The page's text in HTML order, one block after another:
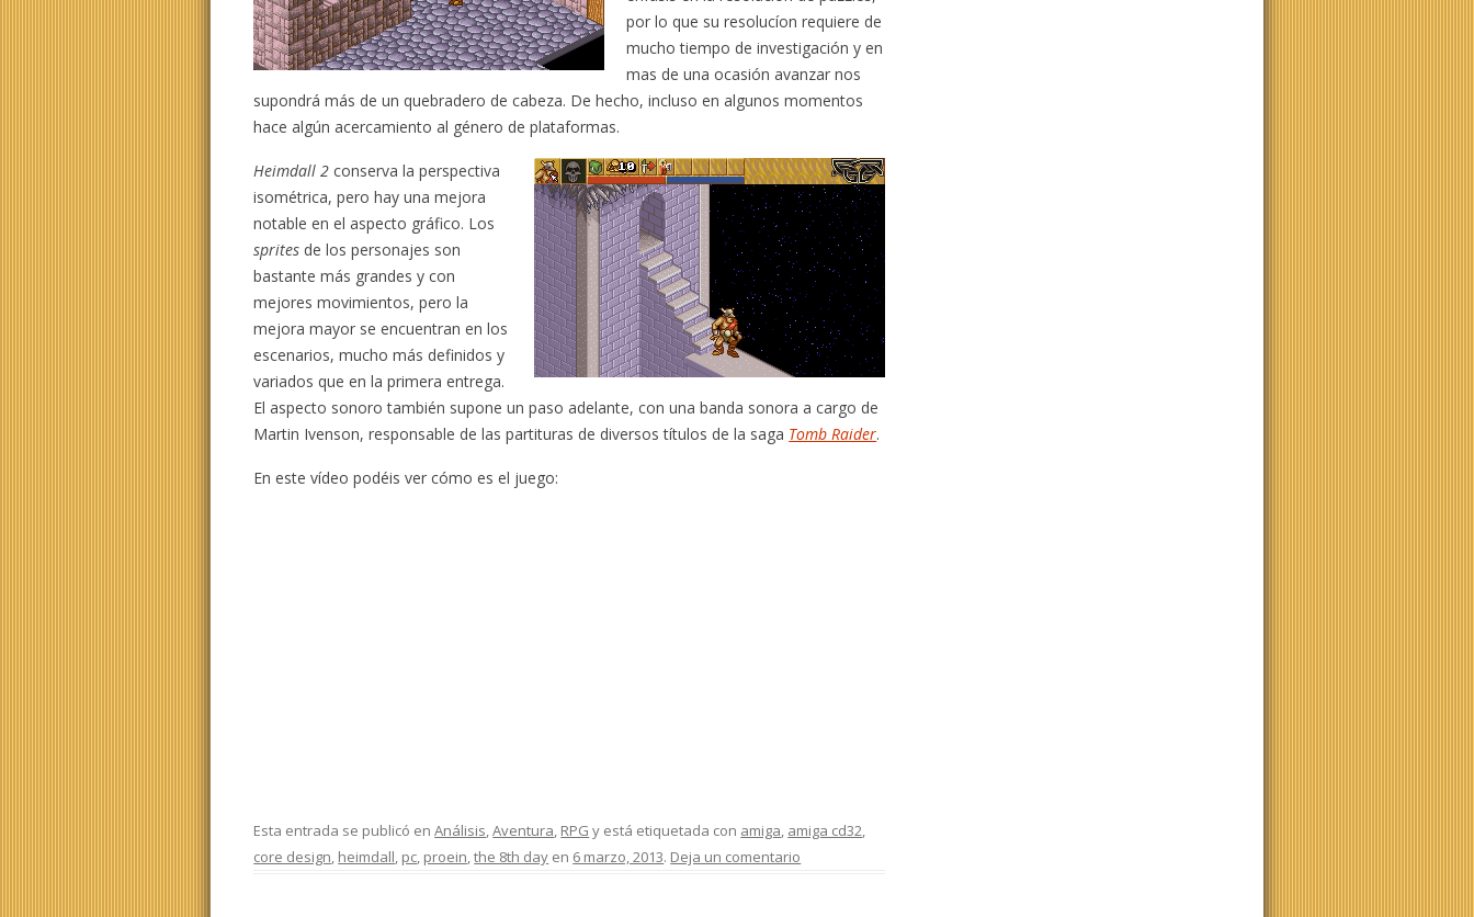
por lo que su resolucíon requiere de
mucho tiempo de investigación y en
mas de una ocasión avanzar nos
supondrá más de un quebradero de cabeza. De hecho, incluso en algunos momentos
hace algún acercamiento al género de plataformas.
Heimdall 2 conserva la perspectiva
isométrica, pero hay una mejora
notable en el aspecto gráfico. Los
sprites de los personajes son
bastante más grandes y con
mejores movimientos, pero la
mejora mayor se encuentran en los
escenarios, mucho más definidos y
variados que en la primera entrega.
El aspecto sonoro también supone un paso adelante, con una banda sonora a cargo de
Martin Ivenson, responsable de las partituras de diversos títulos de la saga Tomb Raider.
En este vídeo podéis ver cómo es el juego:
Esta entrada se publicó enAnálisis,Aventura, RPG y está etiquetada con amiga, amiga cd32,
core design, heimdall, pc, proein,the 8th day en 6 marzo, 2013. Deja un comentario